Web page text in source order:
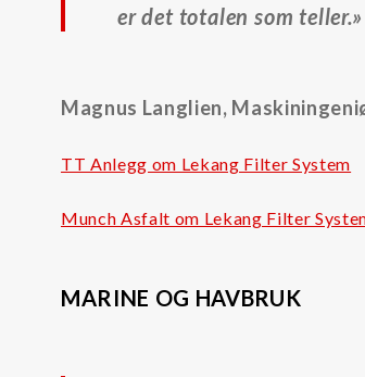
er det totalen som teller.»
Magnus Langlien,
TT Anlegg om Lekang Filter System
Munch Asfalt om Lekang Filter
MARINE OG HAVBRUK